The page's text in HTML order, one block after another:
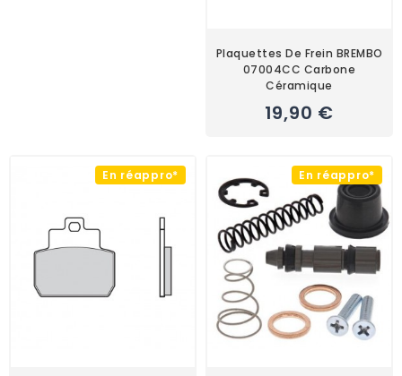
Plaquettes De Frein BREMBO
07004CC Carbone
Céramique
19,90 €
En réappro* En réappro*